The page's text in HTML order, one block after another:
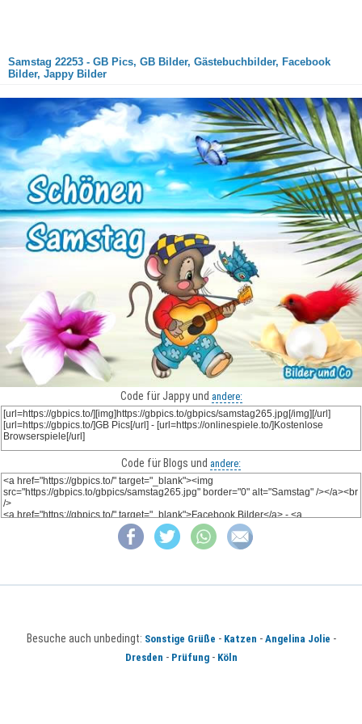
Samstag 22253 - GB Pics, GB Bilder, Gästebuchbilder, Facebook
Bilder, Jappy Bilder
Code für Jappy und andere:
Code für Blogs und andere:
Besuche auch unbedingt: Sonstige Grüße - Katzen - Angelina Jolie -
Dresden - Prüfung- Köln